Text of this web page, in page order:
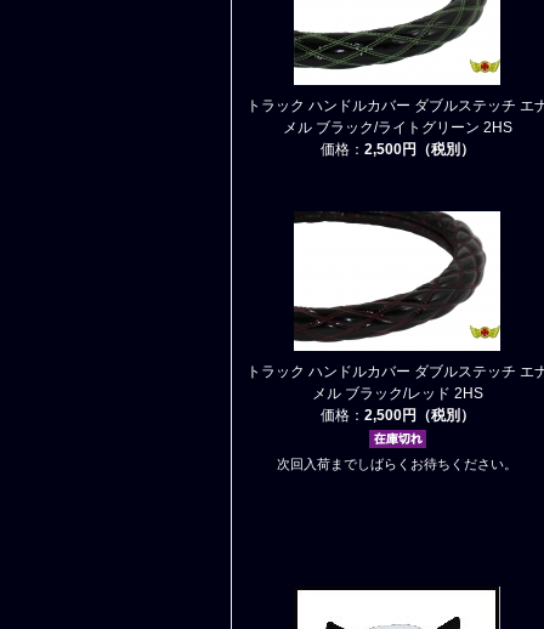
トラック ハンドルカバー ダブルステッチ エ
メル ブラック/ライトグリーン 2HS
価格： 2,500円（税別）
トラック ハンドルカバー ダブルステッチ エ
メル ブラック/レッド 2HS
価格： 2,500円（税別）
次回入荷までしばらくお待ちください。